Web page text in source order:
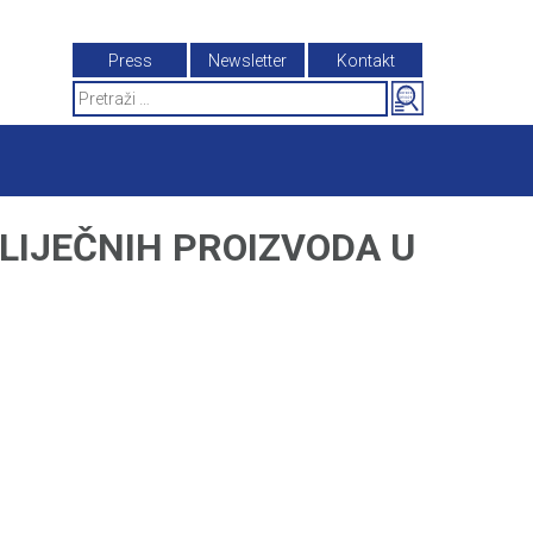
Press Newsletter
Kontakt
Search
for:
PROIZVODA U